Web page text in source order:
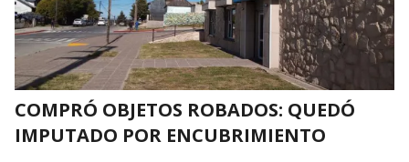
COMPRÓ OBJETOS ROBADOS: QUEDÓ
IMPUTADO POR ENCUBRIMIENTO